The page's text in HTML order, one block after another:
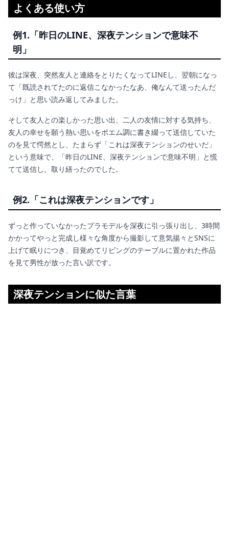
よくある使い方
例1.「昨日のLINE、深夜テンションで意味不
明」
彼は深夜、突然友人と連絡をとりたくなってLINEし、翌朝になっ
て「既読されてたのに返信こなかったなあ、俺なんて送ったんだ
っけ」と思い読み返してみました。
そして友人との楽しかった思い出、二人の友情に対する気持ち、
友人の幸せを願う熱い思いをポエム調に書き綴って送信していた
のを見て愕然とし、たまらず「これは深夜テンションのせいだ」
という意味で、「昨日のLINE、深夜テンションで意味不明」と慌
てて送信し、取り繕ったのでした。
例2.「これは深夜テンションです」
ずっと作っていなかったプラモデルを深夜に引っ張り出し、3時間
かかってやっと完成し様々な角度から撮影して意気揚々とSNSに
上げて眠りにつき、目覚めてリビングのテーブルに置かれた作品
を見て男性が放った言い訳です。
深夜テンションに似た言葉